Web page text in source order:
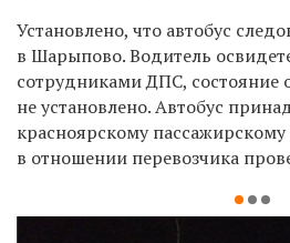
Установлено, что автобус
в Шарыпово. Водитель
сотрудниками ДПС, состояние
не установлено.Автобус
красноярскому
в отношении перевозчика